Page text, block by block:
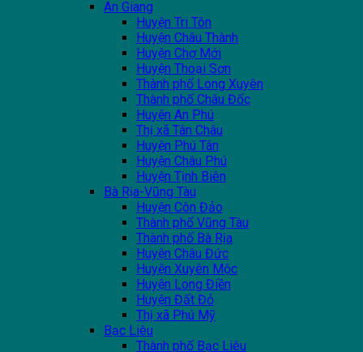
An Giang
Huyện Tri Tôn
Huyện Châu Thành
Huyện Chợ Mới
Huyện Thoại Sơn
Thành phố Long Xuyên
Thành phố Châu Đốc
Huyện An Phú
Thị xã Tân Châu
Huyện Phú Tân
Huyện Châu Phú
Huyện Tịnh Biên
Bà Rịa-Vũng Tàu
Huyện Côn Đảo
Thành phố Vũng Tàu
Thành phố Bà Rịa
Huyện Châu Đức
Huyện Xuyên Mộc
Huyện Long Điền
Huyện Đất Đỏ
Thị xã Phú Mỹ
Bạc Liêu
Thành phố Bạc Liêu